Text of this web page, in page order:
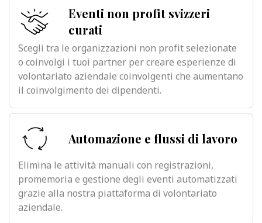
Eventi non profit svizzeri
curati
Scegli tra le organizzazioni non profit selezionate
o coinvolgi i tuoi partner per creare esperienze di
volontariato aziendale coinvolgenti che aumentano
il coinvolgimento dei dipendenti.
Automazione e flussi di lavoro
Elimina le attività manuali con registrazioni,
promemoria e gestione degli eventi automatizzati
grazie alla nostra piattaforma di volontariato
aziendale.